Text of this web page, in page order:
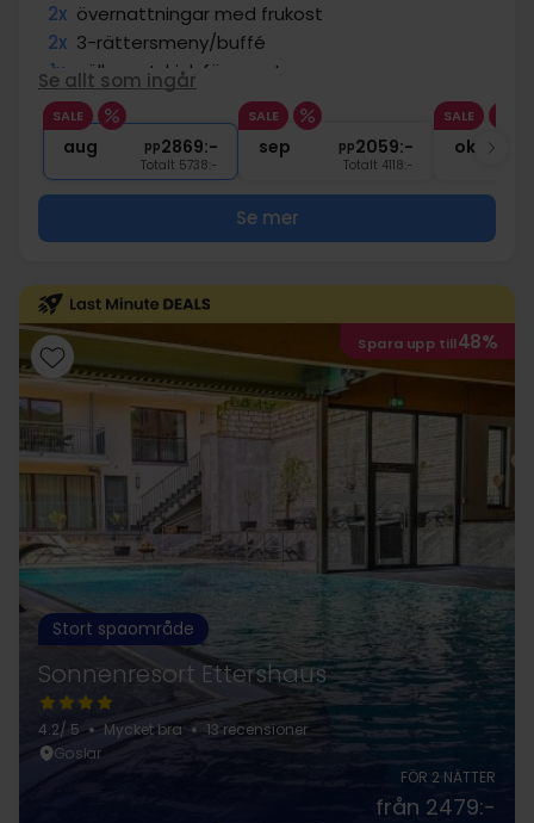
2x övernattningar med frukost
2x 3-rättersmeny/buffé
1x välkomstdrink före maten
2x Tillgång till bastu och gym
1x 1 flaska mineralvatten
Se allt som ingår
SALE
aug pp2869:-
Totalt 5738:-
SALE
sep pp2059:-
Totalt 4118:-
SALE
okt
Se mer
Spara upp till48%
Stort spaområde
Sonnenresort Ettershaus
4.2/ 5 Mycket bra
13 recensioner
Goslar
FÖR 2 NÄTTER
från 2479:-